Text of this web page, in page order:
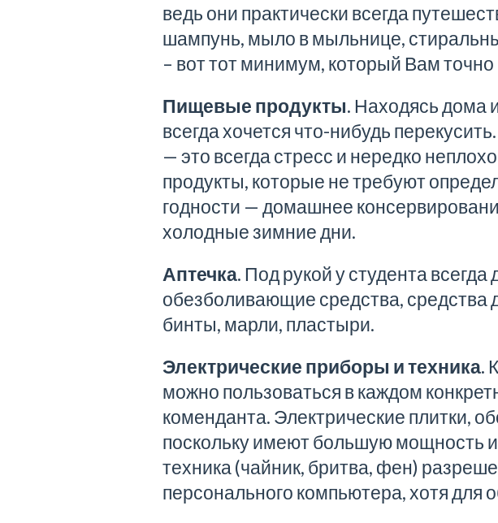
ведь они практически всегда
шампунь, мыло в мыльнице,
– вот тот минимум, который Вам точно
Пищевые продукты. Находясь дома
всегда хочется что-нибудь
— это всегда стресс и нередко
продукты, которые не требуют
годности — домашнее
холодные зимние дни.
Аптечка. Под рукой у студента
обезболивающие средства, средства
бинты, марли, пластыри.
Электрические приборы и техника.
можно пользоваться в каждом
коменданта. Электрические плитки,
поскольку имеют большую мощность
техника (чайник, бритва, фен)
персонального компьютера, хотя для